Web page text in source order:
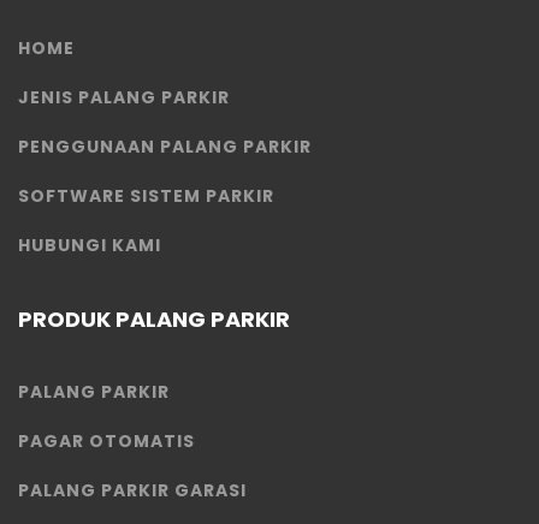
HOME
JENIS PALANG PARKIR
PENGGUNAAN PALANG PARKIR
SOFTWARE SISTEM PARKIR
HUBUNGI KAMI
PRODUK PALANG PARKIR
PALANG PARKIR
PAGAR OTOMATIS
PALANG PARKIR GARASI